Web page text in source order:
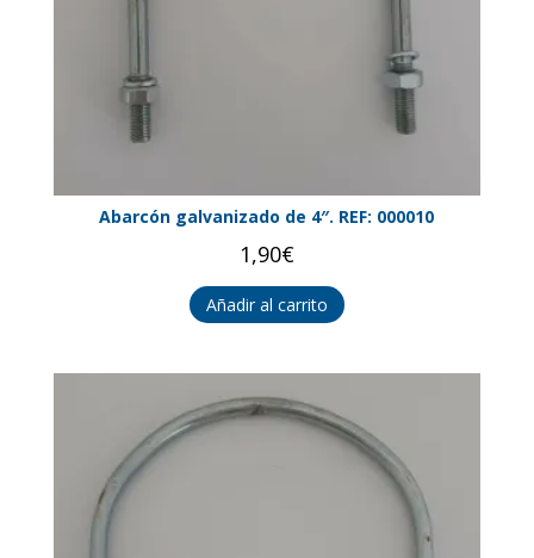
Abarcón galvanizado de 4″. REF: 000010
1,90€
Añadir al carrito